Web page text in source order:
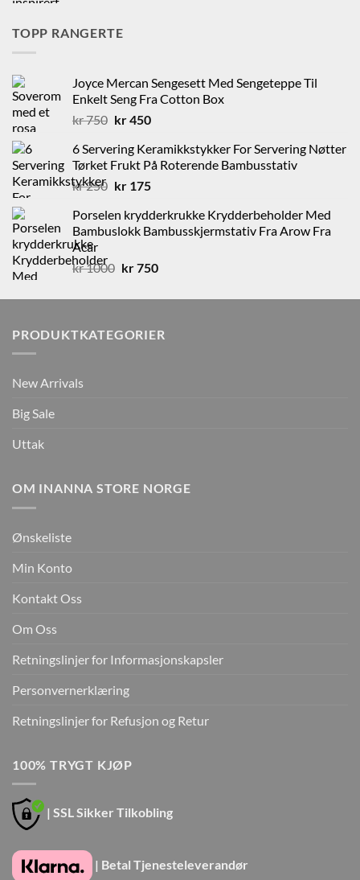
kr 1600.
TOPP RANGERTE
Joyce Mercan Sengesett Med Sengeteppe Til
Enkelt Seng Fra Cotton Box
kr750 Opprinnelig
var:
kr 750.
kr450Nåværende
er:
kr 450.
6 Servering Keramikkstykker For Servering Nøtter
Tørket Frukt På Roterende Bambusstativ
kr250 Opprinnelig
var:
kr 250.
kr175Nåværende
er:
kr 175.
Porselen krydderkrukke Krydderbeholder Med
Bambuslokk Bambusskjermstativ Fra Arow Fra
Acar
kr1000 Opprinnelig
var:
kr750Nåværende
er:
PRODUKTKATEGORIER
New Arrivals
Big Sale
Uttak
OM INANNA STORE NORGE
Ønskeliste
Min Konto
Kontakt Oss
Om Oss
Retningslinjer for Informasjonskapsler
Personvernerklæring
Retningslinjer for Refusjon og Retur
100% TRYGT KJØP
| SSL Sikker Tilkobling
| Betal Tjenesteleverandør